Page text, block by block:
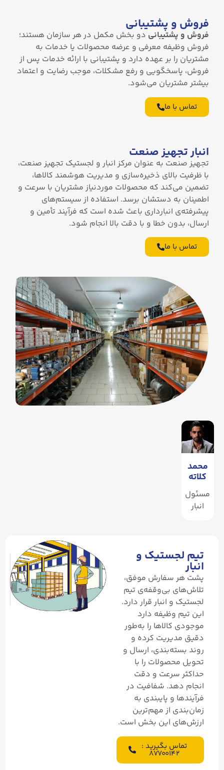
فروش و پشتیبانی
فروش و پشتیبانی دو بخش مکمل در هر سازمان هستند؛
فروش وظیفه معرفی و عرضه محصولات یا خدمات به
مشتریان را بر عهده دارد و پشتیبانی با ارائه خدمات پس از
فروش، پاسخگویی و رفع مشکلات، موجب رضایت و اعتماد
بیشتر مشتریان می‌شود.
تماس با ما
انبار تجهیز صنعت
تجهیز صنعت به عنوان مرکز انبار و لجستیک تجهیز صنعت،
با ظرفیت بالای ذخیره‌سازی و مدیریت هوشمند کالاها،
تضمین می‌کند که محصولات موردنیاز مشتریان با سرعت و
اطمینان به دستشان برسد. استفاده از سیستم‌های
پیشرفته‌ی انبارداری باعث شده است که فرآیند تأمین و
ارسال، بدون خطا و با دقت بالا انجام شود.
تماس با ما
محمد
کلاته
مسئول
انبار
تیم لجستیک و
انبار
پشت هر سفارش موفق،
تلاش‌های بی‌وقفه‌ی تیم
لجستیک و انبار قرار دارد.
این تیم وظیفه دارد
موجودی کالاها را به‌طور
دقیق مدیریت کرده و
روند بسته‌بندی، ارسال و
تحویل محصولات را با
حداکثر سرعت و دقت
انجام دهد. شفافیت در
فرآیندها و پایبندی به
زمان‌بندی از مهم‌ترین
ارزش‌های این بخش است.
تماس بگیرید :
۸۷۷۰۰۱۴۲